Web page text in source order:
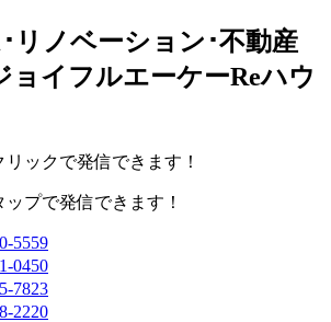
ックで発信できます！
プで発信できます！
5559
0450
7823
2220